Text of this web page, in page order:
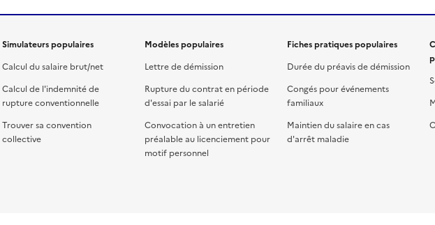
Simulateurs populaires
Calcul du salaire brut/net
Calcul de l'indemnité de
rupture conventionnelle
Trouver sa convention
collective
Modèles populaires
Lettre de démission
Rupture du contrat en période
d'essai par le salarié
Convocation à un entretien
préalable au licenciement pour
motif personnel
Fiches pratiques populaires
Durée du préavis de démission
Congés pour événements
familiaux
Maintien du salaire en cas
d'arrêt maladie